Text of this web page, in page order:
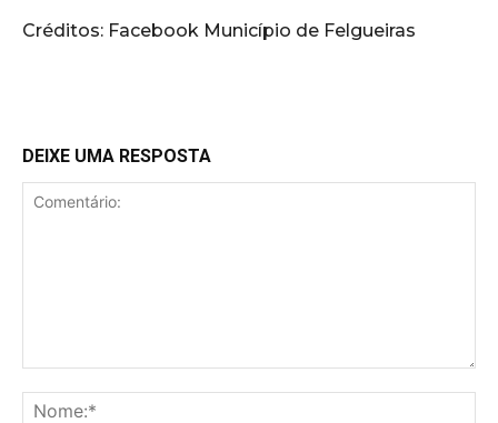
Créditos: Facebook Município de Felgueiras
DEIXE UMA RESPOSTA